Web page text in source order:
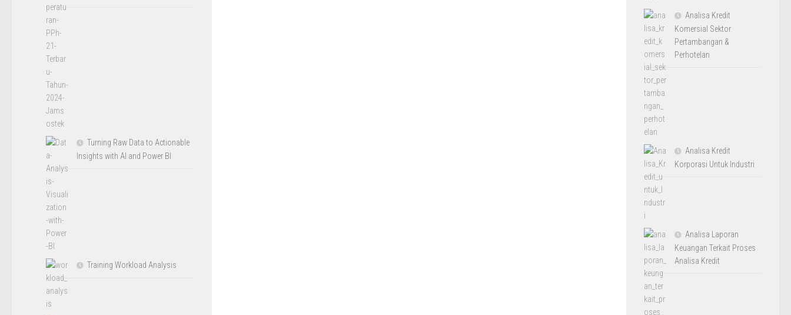
Turning Raw Data to Actionable
Insights with AI and Power BI
Training Workload Analysis
Analisa Kredit
Komersial Sektor
Pertambangan &
Perhotelan
Analisa Kredit
Korporasi Untuk Industri
Analisa Laporan
Keuangan Terkait Proses
Analisa Kredit